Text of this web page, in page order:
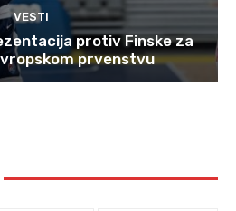
VESTI
protiv Finske za
prvenstvu